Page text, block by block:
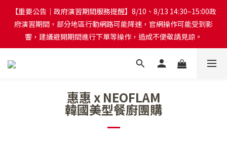
【重要公告｜政府演習期間服務提醒】8/10、8/13 14:30–15:00政
府演習期間，部分地區行動網路可能降速，官網操作可能受到影
響，建議避開期間進行下單等操作，造成不便敬請見諒。
【重要公告｜政府演習期間服務提醒】8/10、8/13 14:30–15:00政
府演習期間，部分地區行動網路可能降速，官網操作可能受到影
響，建議避開期間進行下單等操作，造成不便敬請見諒。
台灣本島訂單將於付款完成後的下個工作天起，2~4個工作天完成
惠惠 x NEOFLAM
韓國美型餐廚團購